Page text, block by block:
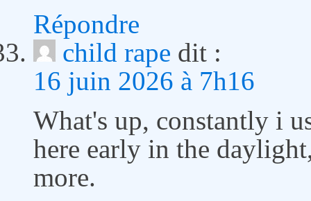
Répondre
child rape dit :
16 juin 2026 à 7h16
What's up, constantly i
here early in the
more.